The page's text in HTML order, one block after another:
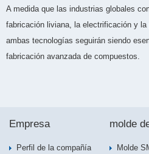
A medida que las industrias globales
fabricación liviana, la electrificación y la
ambas tecnologías seguirán siendo
fabricación avanzada de compuestos.
Empresa
Perfil de la compañía
molde
Molde